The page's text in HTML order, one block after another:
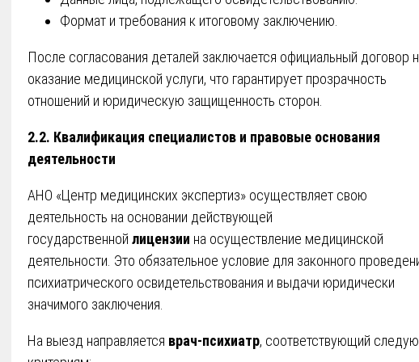
Формат и требования к итоговому заключению.
После согласования деталей заключается официальный договор
оказание медицинской услуги, что гарантирует прозрачность
отношений и юридическую защищенность сторон.
2.2. Квалификация специалистов и правовые основания
деятельности
АНО «Центр медицинских экспертиз» осуществляет свою
деятельность на основании действующей
государственной лицензии на осуществление медицинской
деятельности. Это обязательное условие для законного
психиатрического освидетельствования и выдачи юридически
значимого заключения.
На выезд направляется врач-психиатр, соответствующий